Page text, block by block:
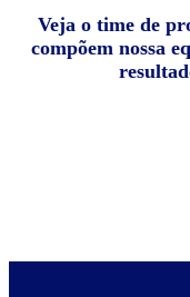
Veja o time de
compõem nossa